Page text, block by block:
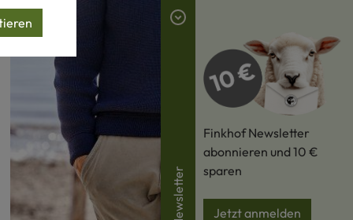
Newsletter
Finkhof Newsletter
abonnieren und 10 €
sparen
Jetzt anmelden